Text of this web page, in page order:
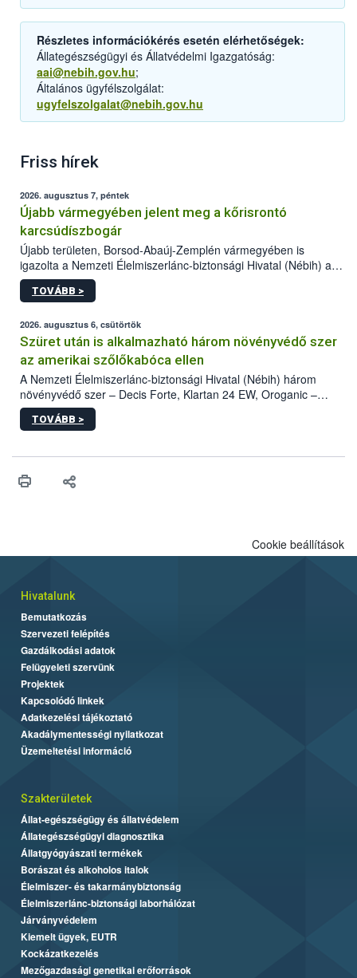
Részletes információkérés esetén elérhetőségek:
Állategészségügyi és Állatvédelmi Igazgatóság:
aai@nebih.gov.hu;
Általános ügyfélszolgálat:
ugyfelszolgalat@nebih.gov.hu
Friss hírek
2026. augusztus 7, péntek
Újabb vármegyében jelent meg a kőrisrontó
karcsúdíszbogár
Újabb területen, Borsod-Abaúj-Zemplén vármegyében is
igazolta a Nemzeti Élelmiszerlánc-biztonsági Hivatal (Nébih) a
kőrisrontó karcsúdíszbogár (Agrilus planipennis) jelenlétét. A
kártevőt nem csak színcsapdában találták meg, de már fertőzött
az intenzív felderítést, emellett az intézkedéseket a szlovák
hatósággal is összehangolják a terjedés megállítása érdekében.
TOVÁBB >
2026. augusztus 6, csütörtök
Szüret után is alkalmazható három növényvédő szer
az amerikai szőlőkabóca ellen
A Nemzeti Élelmiszerlánc-biztonsági Hivatal (Nébih) három
növényvédő szer – Decis Forte, Klartan 24 EW, Oroganic –
engedélyokiratát módosította, így azok a szüretet követően,
egészen a vesszőérettség (BBCH 91) stádiumáig
érésű szőlőkben is legyen lehetőség a károsító elleni további
felhasználók számára is elérhető és ökológiai termesztésben is
TOVÁBB >
Cookie beállítások
Hivatalunk
Bemutatkozás
Szervezeti felépítés
Gazdálkodási adatok
Felügyeleti szervünk
Projektek
Kapcsolódó linkek
Adatkezelési tájékoztató
Akadálymentességi nyilatkozat
Üzemeltetési információ
Szakterületek
Állat-egészségügy és állatvédelem
Állategészségügyi diagnosztika
Állatgyógyászati termékek
Borászat és alkoholos italok
Élelmiszer- és takarmánybiztonság
Élelmiszerlánc-biztonsági laborhálózat
Járványvédelem
Kiemelt ügyek, EUTR
Kockázatkezelés
Mezőgazdasági genetikai erőforrások